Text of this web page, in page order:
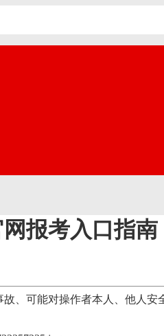
报考入口指南
、可能对操作者本人、他人